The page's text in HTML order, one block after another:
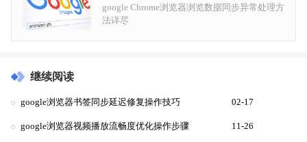
google Chrome浏览器浏览数据同步异常处理方
法详尽
继续阅读
google浏览器书签同步延迟修复操作技巧 02-17
google浏览器视频播放流畅度优化操作步骤 11-26